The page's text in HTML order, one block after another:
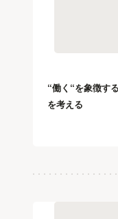
“働く“を象徴す
を考える